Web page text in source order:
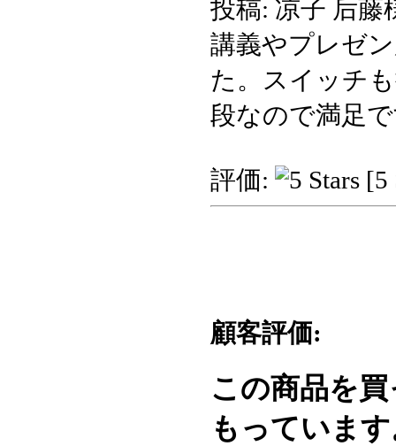
投稿: 凉子 后藤
講義やプレゼ
た。スイッチ
段なので満足
評価: [5
顧客評価:
この商品を
もっていま